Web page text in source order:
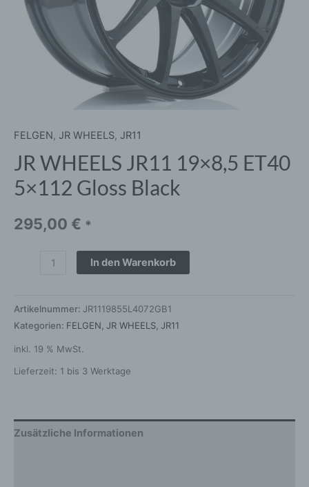
FELGEN, JR WHEELS, JR11
JR WHEELS JR11 19×8,5 ET40
5×112 Gloss Black
295,00 € *
In den Warenkorb
Artikelnummer: JR1119855L4072GB1
Kategorien: FELGEN JR WHEELS JR11
inkl. 19 % MwSt.
Lieferzeit: 1 bis 3 Werktage
Zusätzliche Informationen